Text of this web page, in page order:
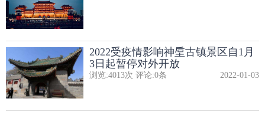
2022受疫情影响神垕古镇景区自1月
3日起暂停对外开放
浏览:4013次 评论:0条 2022-01-03